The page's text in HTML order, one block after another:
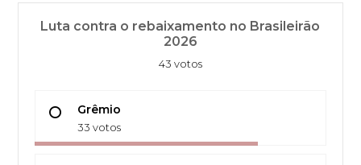
Luta contra o rebaixamento no Brasileirão
2026
43 votos
Grêmio
33 votos